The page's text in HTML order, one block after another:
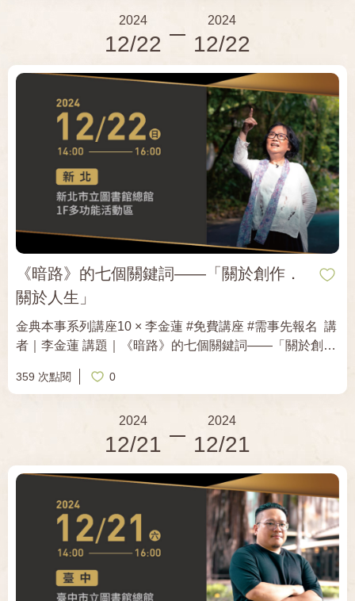
的影響，有更深入的理解。 關於桌遊的更多介紹：
https://learn.nmtl.gov.tw/home/zh-tw/tablegames/92135
動名稱：「文壇封鎖中」桌遊體驗 ❖ 時間：14:00-14:30
(柯旗化故居導覽) 14:30-17:00 ( 捌邸樓咖啡進行活動) ❖
引導人：黃敦揚 活動報名連結：
https://khm.org.tw/tw/event/detail/264 歡迎國中以上對人權
議題及文學有興趣者參加 柯旗化老師除身為政治受難者
外，同時更是一位文學創作者、教育家，將自身經歷與願
景寄情為優美的文字，也是將一生奉獻於英文教育、誨人
不倦的教師，柯旗化先生的一生，展現了生命的韌性與希
望予大眾。 柯旗化故居透過繪本導讀、講座分享、體驗桌
遊等不同主題活動，以多元視角，認識柯旗化老師與第一
出版社的在歷史上代表之重要意義。
2024
12/22
2024
12/22
《暗路》的七個關鍵詞——「關於創作．
關於人生」
金典本事系列講座10 × 李金蓮 #免費講座 #需事先報名 ​ 講
者｜李金蓮 講題｜《暗路》的七個關鍵詞——「關於創
點｜新北市立圖書館總館B1多功能活動室（新北市板橋區
公司、時報出版公司、《中國時報》【開卷】。曾獲時報
文學獎、金鼎獎之出版報導獎、特別貢獻獎、文學類圖書
水錄》，主編《我台北，我街道2》。 ​​ 關於講座 短篇小說
集《暗路》，以七個故事點出現代人的七種寂寥，有戀慕
不得的失落、子女離家的冷清、垂老病苦的憂傷、理想未
竟的落寞、家庭關係的疏離、婚姻背後的孤獨、還有青春
情愛的萌芽與夭折。人世悲歡透過作者輕盈的筆觸真實上
演，時而悵惘，時而溫暖，令人回味再三。 ​ 李金蓮以舉重
若輕的筆觸，解剖小人物的生命切片，有縱深凝視，也有
359 次點閱 0
2024
12/21
2024
12/21